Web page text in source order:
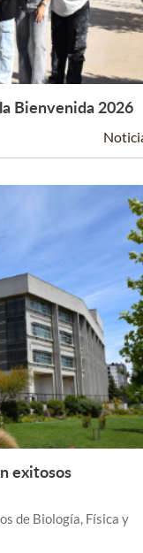
Leer Más +
Bienvenida 2026
Leer Más +
exitosos
de Biología, Física y